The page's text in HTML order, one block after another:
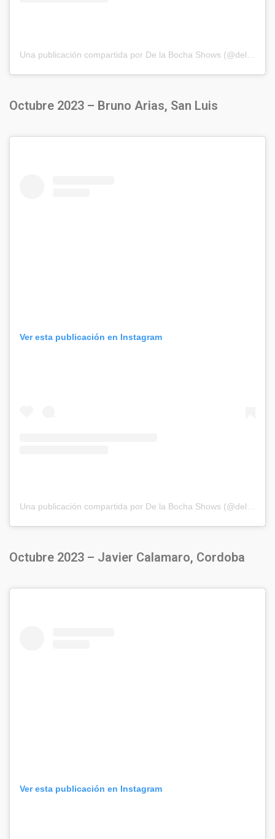
Una publicación compartida por De la Bocha Shows (@delabochaproducciones)
Octubre 2023 – Bruno Arias, San Luis
Ver esta publicación en Instagram
Octubre 2023 – Javier Calamaro, Cordoba
Ver esta publicación en Instagram